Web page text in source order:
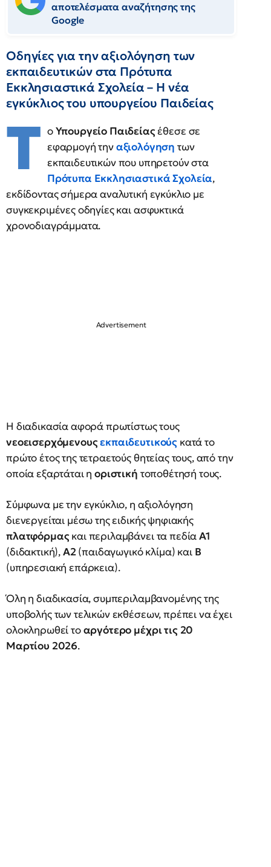
αποτελέσματα αναζήτησης της
Google
Οδηγίες για την αξιολόγηση των
εκπαιδευτικών στα Πρότυπα
Εκκλησιαστικά Σχολεία – Η νέα
εγκύκλιος του υπουργείου Παιδείας
Τ οΥπουργείο Παιδείαςέθεσε σε
εφαρμογή τηναξιολόγησητων
εκπαιδευτικών που υπηρετούν στα
Πρότυπα Εκκλησιαστικά Σχολεία,
εκδίδοντας σήμερα αναλυτική εγκύκλιο με
συγκεκριμένες οδηγίες και ασφυκτικά
χρονοδιαγράμματα.
Η διαδικασία αφορά πρωτίστως τους
νεοεισερχόμενουςεκπαιδευτικούς κατά το
πρώτο έτος της τετραετούς θητείας τους, από την
οποία εξαρτάται ηοριστική τοποθέτησή τους.
Σύμφωνα με την εγκύκλιο, η αξιολόγηση
διενεργείται μέσω της ειδικής ψηφιακής
πλατφόρμαςκαι περιλαμβάνει τα πεδίαΑ1
(διδακτική),Α2(παιδαγωγικό κλίμα) και Β
(υπηρεσιακή επάρκεια).
Όλη η διαδικασία, συμπεριλαμβανομένης της
υποβολής των τελικών εκθέσεων, πρέπει να έχει
ολοκληρωθεί τοαργότερο μέχρι τις 20
Μαρτίου 2026.